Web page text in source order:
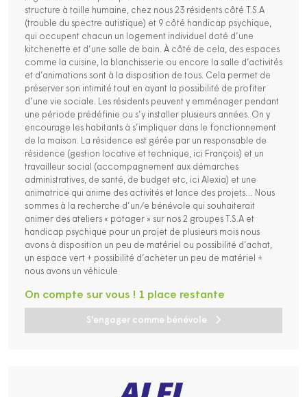
structure à taille humaine, chez nous 23 résidents côté T.S.A
(trouble du spectre autistique) et 9 côté handicap psychique,
qui occupent chacun un logement individuel doté d’une
kitchenette et d’une salle de bain. À côté de cela, des espaces
comme la cuisine, la blanchisserie ou encore la salle d’activités
et d’animations sont à la disposition de tous. Cela permet de
préserver son intimité tout en ayant la possibilité de profiter
d’une vie sociale. Les résidents peuvent y emménager pendant
une période prédéfinie ou s’y installer plusieurs années. On y
encourage les habitants à s’impliquer dans le fonctionnement
de la maison. La résidence est gérée par un responsable de
résidence (gestion locative et technique, ici François) et un
travailleur social (accompagnement aux démarches
administratives, de santé, de budget etc, ici Alexia) et une
animatrice qui anime des activités et lance des projets… Nous
sommes à la recherche d’un/e bénévole qui souhaiterait
animer des ateliers « potager » sur nos 2 groupes T.S.A et
handicap psychique pour un projet de plusieurs mois nous
avons à disposition un peu de matériel ou possibilité d’achat,
un espace vert + possibilité d’acheter un peu de matériel +
nous avons un véhicule
S'engager comme bénévole
On compte sur vous ! 1 place restante